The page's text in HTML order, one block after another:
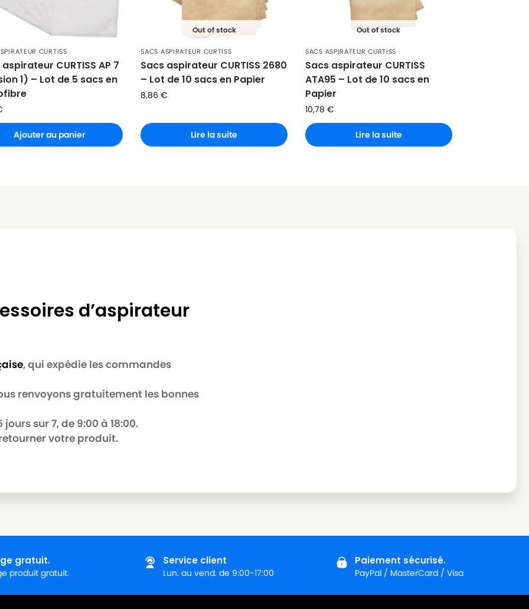
CURTISS
CURTISS AP 7
1) – Lot de 5 sacs en
Ajouter au panier
Out of stock
SACS ASPIRATEUR CURTISS
Sacs aspirateur CURTISS 2680
– Lot de 10 sacs en Papier
8,86€
Lire la suite
Out of stock
SACS ASPIRATEUR CURTISS
Sacs aspirateur CURTISS
ATA95 – Lot de 10 sacs en
Papier
10,78€
Lire la suite
d’aspirateur
, qui expédie les commandes
renvoyons gratuitement les bonnes
sur 7, de 9:00 à 18:00.
votre produit.
gratuit.
produit gratuit.
Service client
Lun. au vend. de 9:00-17:00
Paiement sécurisé.
PayPal / MasterCard / Visa